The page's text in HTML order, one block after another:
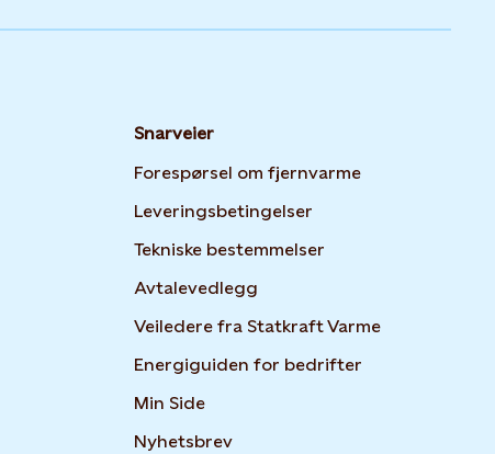
Snarveier
Forespørsel om fjernvarme
Leveringsbetingelser
Tekniske bestemmelser
Avtalevedlegg
Veiledere fra Statkraft Varme
Energiguiden for bedrifter
Min Side
Nyhetsbrev